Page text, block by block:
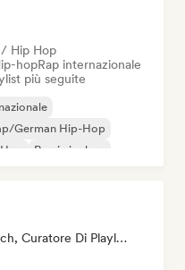
Hip Hop
hopRap internazionale
più seguite
German Hip-Hop
Rap in inglese
Canale Youtube/Twitch, Curatore Di Playlist